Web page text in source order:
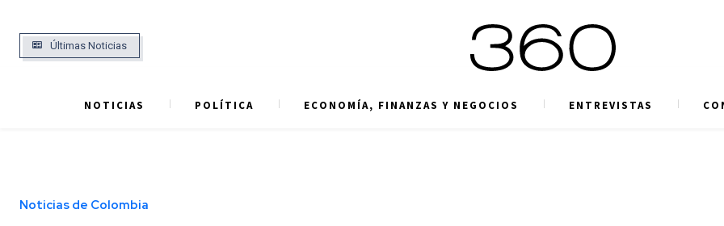
Últimas Noticias
NOTICIAS POLÍTICA ECONOMÍA, FINANZAS Y NEGOCIOS ENTREVISTAS
Noticias de Colombia